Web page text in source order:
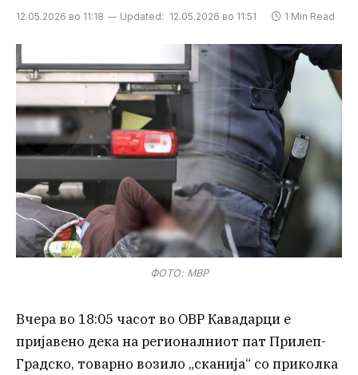
12.05.2026 во 11:18 Updated: 12.05.2026 во 11:51 1 Min Read
ФОТО: МВР
Вчера во 18:05 часот во ОВР Кавадарци е
пријавено дека на регионалниот пат Прилеп-
Градско, товарно возило „сканија“ со приколка